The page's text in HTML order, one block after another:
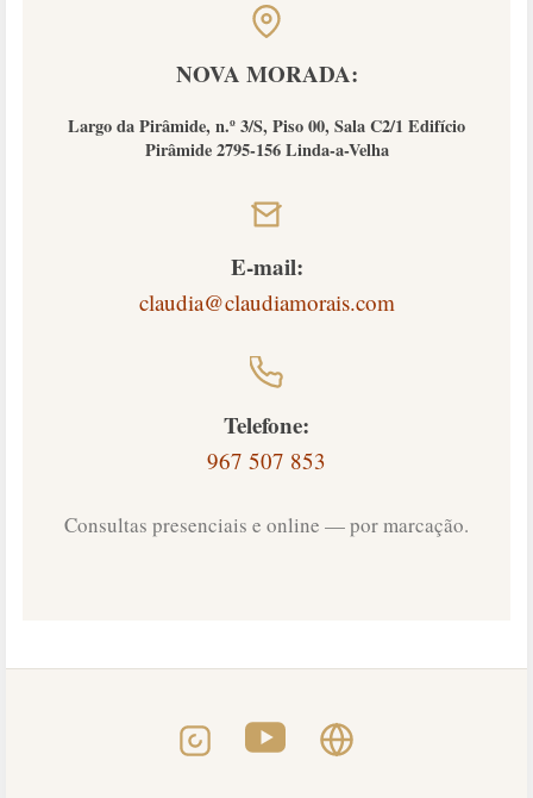
NOVA MORADA:
Largo da Pirâmide, n.º 3/S, Piso 00, Sala C2/1 Edifício
Pirâmide 2795-156 Linda-a-Velha
E-mail:
claudia@claudiamorais.com
Telefone:
967 507 853
Consultas presenciais e online — por marcação.